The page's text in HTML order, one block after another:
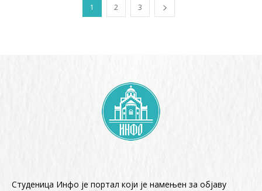
1 2 3
Студеница Инфо је портал који је намењен за објaву